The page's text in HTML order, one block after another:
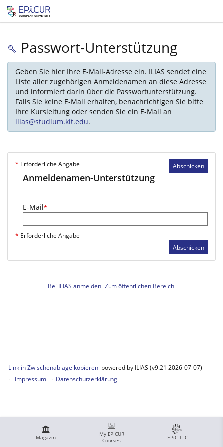
Magazin
My EPICUR
Courses
EPiC TLC
Passwort-Unterstützung
Geben Sie hier Ihre E-Mail-Adresse ein. ILIAS sendet eine
Liste aller zugehörigen Anmeldenamen an diese Adresse
und informiert darin über die Passwortunterstützung.
Falls Sie keine E-Mail erhalten, benachrichtigen Sie bitte
Ihre Kursleitung oder senden Sie ein E-Mail an
ilias@studium.kit.edu.
Abschicken
* Erforderliche Angabe
Anmeldenamen-Unterstützung
E-Mail*
* Erforderliche Angabe
Abschicken
Bei ILIAS anmelden Zum öffentlichen Bereich
Link in Zwischenablage kopieren powered by ILIAS (v9.21 2026-07-07)
Impressum
Datenschutzerklärung